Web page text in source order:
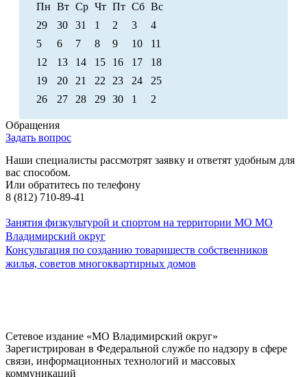
Пн Вт Ср Чт Пт Сб Вс
29
30 31 1 2 3
4
5
6 7 8 9 10
11
12
13 14 15 16 17
18
19
20 21 22 23 24
25
26
27 28 29 30 1 2
Обращения
Задать вопрос
Наши специалисты рассмотрят заявку и ответят удобным для
вас способом.
Или обратитесь по телефону
8 (812) 710-89-41
Занятия физкультурой и спортом на территории МО МО
Владимирский округ
Консультация по созданию товариществ собственников
жилья, советов многоквартирных домов
Сетевое издание «МО Владимирский округ»
Зарегистрирован в Федеральной службе по надзору в сфере
связи, информационных технологий и массовых
коммуникаций